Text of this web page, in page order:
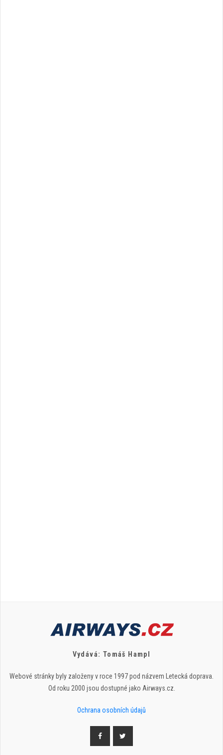
Vydává: Tomáš Hampl
Webové stránky byly založeny v roce 1997 pod názvem Letecká doprava.
Od roku 2000 jsou dostupné jako Airways.cz.
Ochrana osobních údajů